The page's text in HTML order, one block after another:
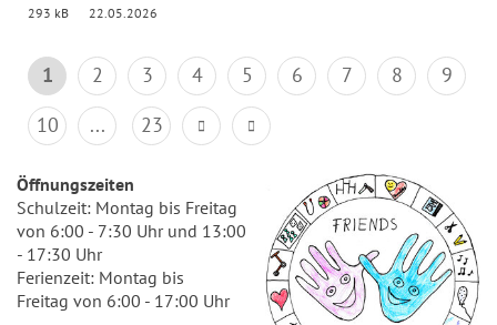
293 kB
22.05.2026
1 2 3 4 5 6 7 8
9
10
... 23
Öffnungszeiten
Schulzeit: Montag bis Freitag
von 6:00 - 7:30 Uhr und 13:00
- 17:30 Uhr
Ferienzeit: Montag bis
Freitag von 6:00 - 17:00 Uhr